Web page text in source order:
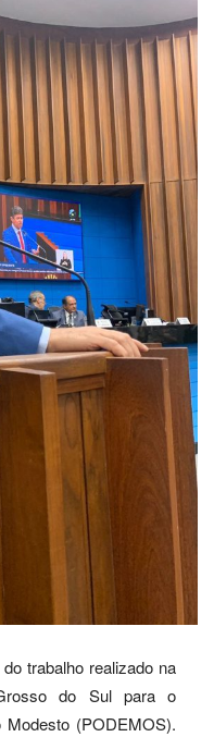
trabalho realizado na
do Sul para o
Modesto (PODEMOS).